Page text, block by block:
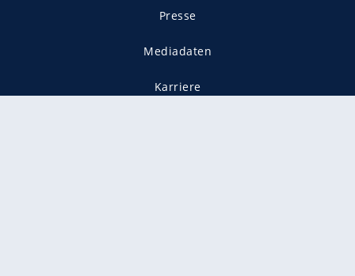
Presse
Mediadaten
Karriere